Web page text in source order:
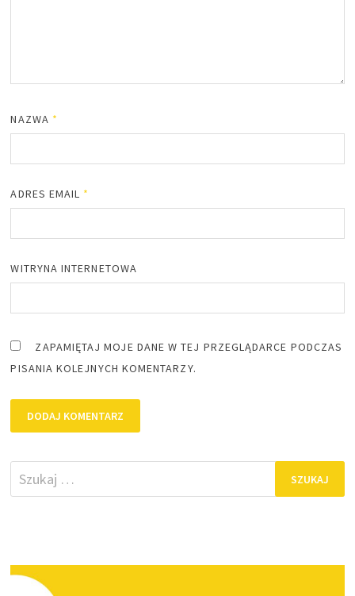
NAZWA *
ADRES EMAIL *
WITRYNA INTERNETOWA
ZAPAMIĘTAJ MOJE DANE W TEJ PRZEGLĄDARCE PODCZAS
PISANIA KOLEJNYCH KOMENTARZY.
Szukaj: